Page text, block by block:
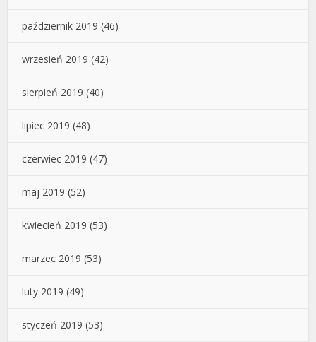
październik 2019 (46)
wrzesień 2019 (42)
sierpień 2019 (40)
lipiec 2019 (48)
czerwiec 2019 (47)
maj 2019 (52)
kwiecień 2019 (53)
marzec 2019 (53)
luty 2019 (49)
styczeń 2019 (53)